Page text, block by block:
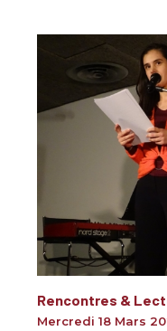
Rencontres &
Mercredi 18 Mars